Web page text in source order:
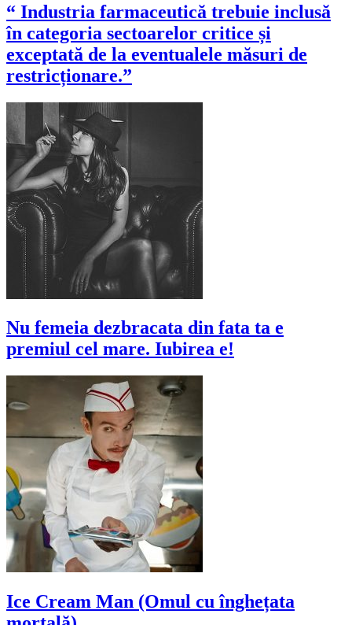
“ Industria farmaceutică trebuie inclusă
în categoria sectoarelor critice și
exceptată de la eventualele măsuri de
restricționare.”
Nu femeia dezbracata din fata ta e
premiul cel mare. Iubirea e!
Ice Cream Man (Omul cu înghețata